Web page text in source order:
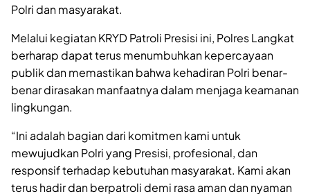
Polri dan masyarakat.
Melalui kegiatan KRYD Patroli Presisi ini, Polres Langkat
berharap dapat terus menumbuhkan kepercayaan
publik dan memastikan bahwa kehadiran Polri benar-
benar dirasakan manfaatnya dalam menjaga keamanan
lingkungan.
“Ini adalah bagian dari komitmen kami untuk
mewujudkan Polri yang Presisi, profesional, dan
responsif terhadap kebutuhan masyarakat. Kami akan
terus hadir dan berpatroli demi rasa aman dan nyaman